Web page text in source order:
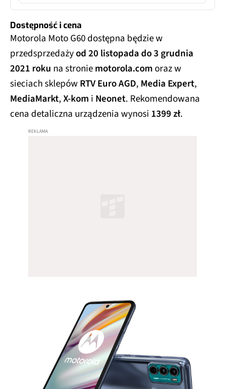
Dostępność i cena
Motorola Moto G60 dostępna będzie w
przedsprzedażyod 20 listopada do 3 grudnia
2021 roku na stroniemotorola.comoraz w
sieciach sklepów RTV Euro AGD, Media Expert,
MediaMarkt,X-kom i Neonet. Rekomendowana
cena detaliczna urządzenia wynosi 1399 zł.